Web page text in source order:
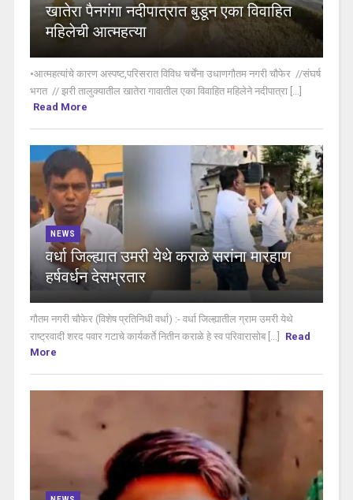
खातेरा पैनगंगा नदीपात्रात बुडून एका विवाहित
महिलेची आत्महत्या
•आत्महत्यांचे कारण अस्पष्ट,परिसरात विविध चर्चेंना उधाणगौतम नगरी चौफेर //संघर्ष
भगत // झरी तालुक्यातील खातेरा गावातील एका विवाहित महिलेने नदीपात्रा [...]
Read More
NEWS
वर्धा जिल्ह्यात उमरी येथे कराळे सरांना मारहाण
हर्षवर्धन देसभ्रतार
गौतम नगरी चौफेर (विशेष प्रतिनिधी वर्धा) :- वर्धा जिल्ह्यातील ग्राम उमरी येथे
राष्ट्रवादी शरद पवार गटाचे कार्यकर्ते नितीन कराळे हे स्व परिवारासोब [...]
Read
More